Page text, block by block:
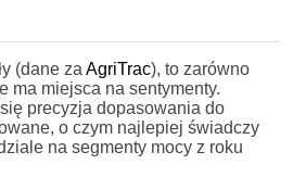
(dane za AgriTrac), to zarówno
ma miejsca na sentymenty.
precyzja dopasowania do
o czym najlepiej świadczy
na segmenty mocy z roku